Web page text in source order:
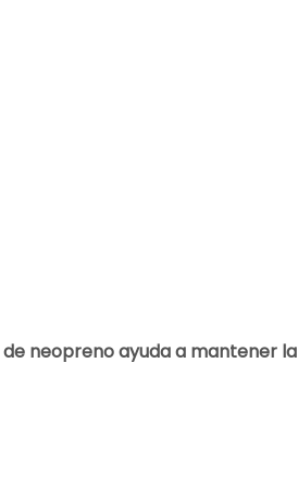
de neopreno ayuda a mantener la